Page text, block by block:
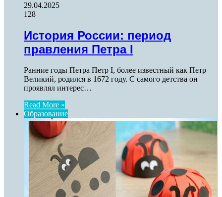
29.04.2025
128
История России: период
правления Петра I
Ранние годы Петра Петр I, более известный как Петр
Великий, родился в 1672 году. С самого детства он
проявлял интерес…
Read More »
Образование